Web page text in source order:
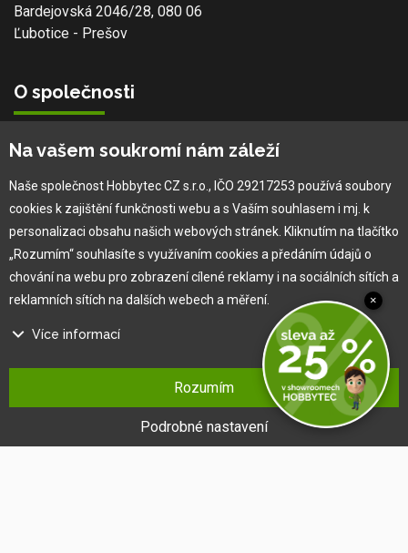
Bardejovská 2046/28, 080 06
Ľubotice - Prešov
O společnosti
Vlastní výroba
Náš tým
O nás
Pro zákazníka
Obchodní podmínky
Jak na reklamaci
Na vašem soukromí nám záleží
Naše společnost Hobbytec CZ s.r.o., IČO 29217253 používá soubory
cookies k zajištění funkčnosti webu a s Vaším souhlasem i mj. k
personalizaci obsahu našich webových stránek. Kliknutím na tlačítko
„Rozumím“ souhlasíte s využívaním cookies a předáním údajů o
chování na webu pro zobrazení cílené reklamy i na sociálních sítích a
reklamních sítích na dalších webech a měření.
Více informací
Na našem webu používáme několik druhů kategorií cookies:
Ty jsou nezbytně nutné pro fungování webu a jeho funkcí, které se
rozhodnete využívat. Bez nich by náš web nefungoval, např. by nebylo
Rozumím
Podrobné nastavení
×